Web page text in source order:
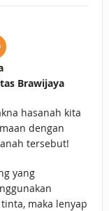
Brawijaya
hasanah kita
dengan
tersebut!
yang
maka lenyap